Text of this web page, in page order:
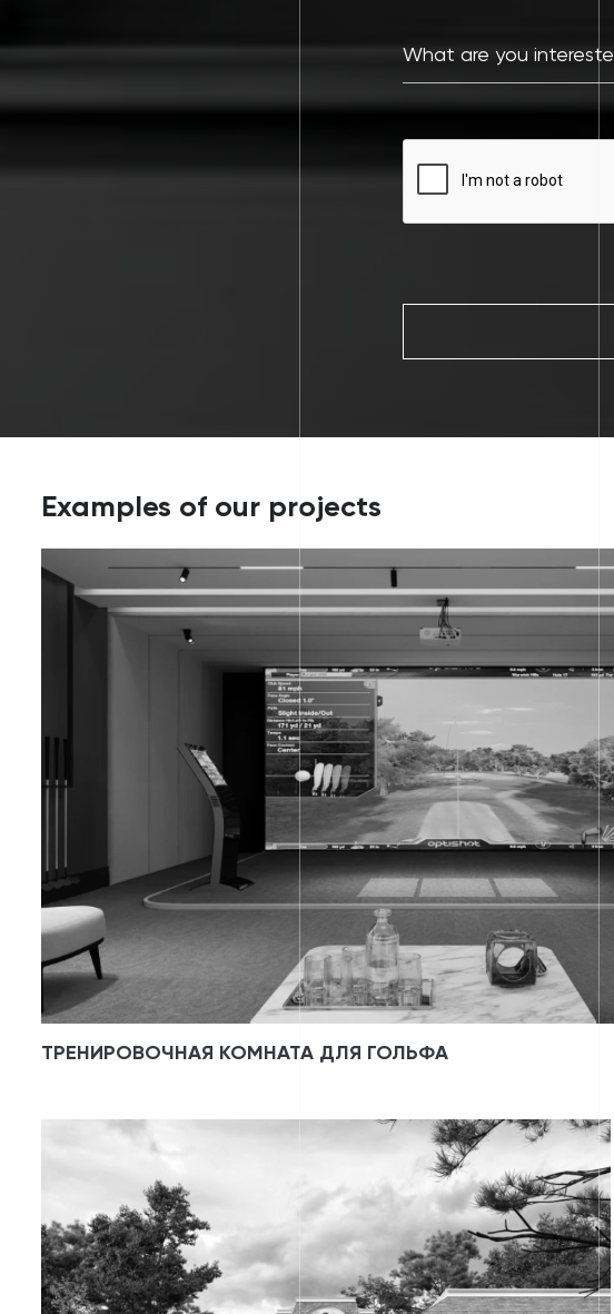
Examples of our projects
ТРЕНИРОВОЧНАЯ КОМНАТА ДЛЯ ГОЛЬФА